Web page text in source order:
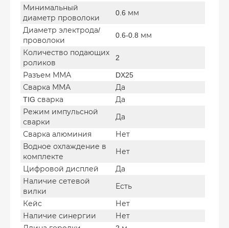
Минимальный
диаметр проволоки
0.6 мм
Диаметр электрода/
проволоки
0.6-0.8 мм
Количество подающих
роликов
2
Разъем ММА
DX25
Сварка ММА
Да
TIG сварка
Да
Режим импульсной
сварки
Да
Сварка алюминия
Нет
Водное охлаждение в
комплекте
Нет
Цифровой дисплей
Да
Наличие сетевой
вилки
Есть
Кейс
Нет
Наличие синергии
Нет